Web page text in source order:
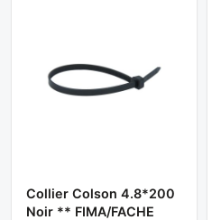
Collier Colson 4.8*200
Noir ** FIMA/FACHE